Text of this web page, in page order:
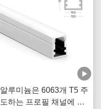
알루미늄은 6063개 T5 주
도하는 프로필 채널에 PC